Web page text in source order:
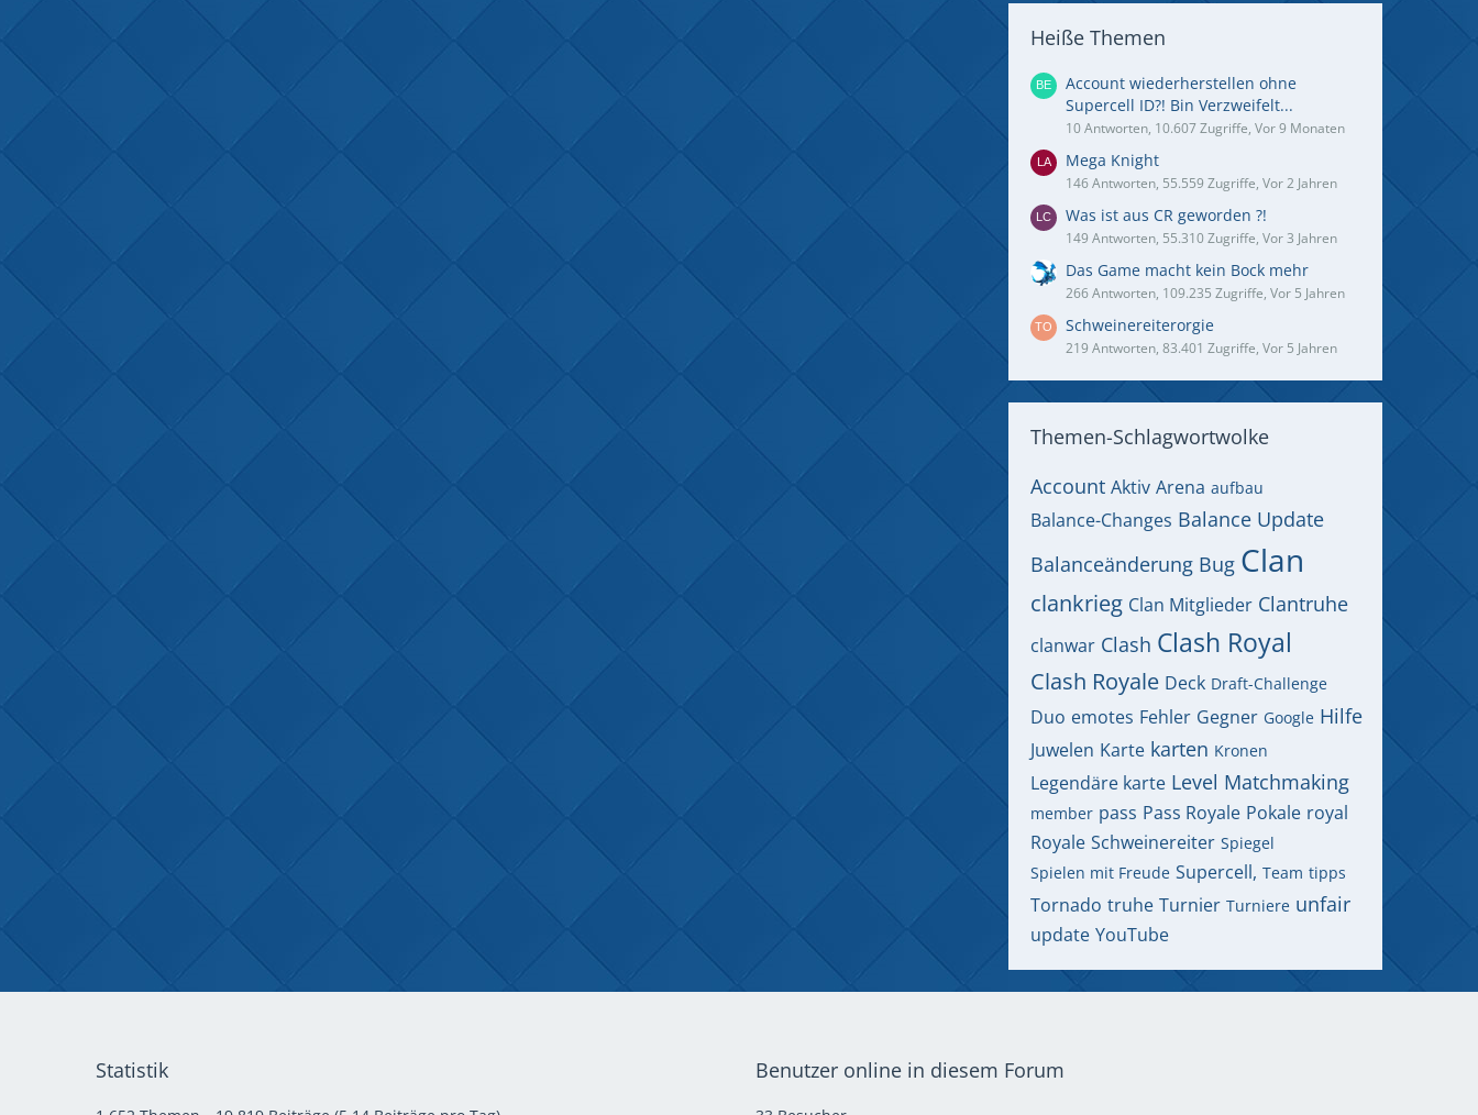
Heiße Themen
Account wiederherstellen ohne
Supercell ID?! Bin Verzweifelt...
10 Antworten, 10.607 Zugriffe, Vor 9 Monaten
Mega Knight
146 Antworten, 55.559 Zugriffe, Vor 2 Jahren
Was ist aus CR geworden ?!
149 Antworten, 55.310 Zugriffe, Vor 3 Jahren
Das Game macht kein Bock mehr
266 Antworten, 109.235 Zugriffe, Vor 5 Jahren
Schweinereiterorgie
219 Antworten, 83.401 Zugriffe, Vor 5 Jahren
Themen-Schlagwortwolke
Account Aktiv Arena aufbau
Balance-Changes Balance Update
Balanceänderung Bug Clan
clankrieg Clan Mitglieder Clantruhe
clanwar Clash Clash Royal
Clash Royale Deck Draft-Challenge
Duo emotes Fehler Gegner Google Hilfe
Juwelen Karte karten Kronen
Legendäre karte Level Matchmaking
member pass Pass Royale Pokale royal
Royale Schweinereiter Spiegel
Spielen mit Freude Supercell, Team tipps
Tornado truhe Turnier Turniere unfair
update YouTube
Statistik Benutzer online in diesem Forum